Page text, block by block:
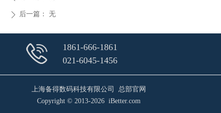
ꄲ 后一篇： 无
上海备得数码科技有限公司 总部官网
Copyright © 2013-2026 iBetter.com
1861-666-1861
021-6045-1456